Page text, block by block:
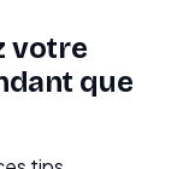
votre
que